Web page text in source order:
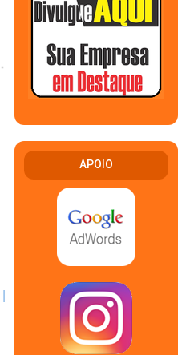
APOIO